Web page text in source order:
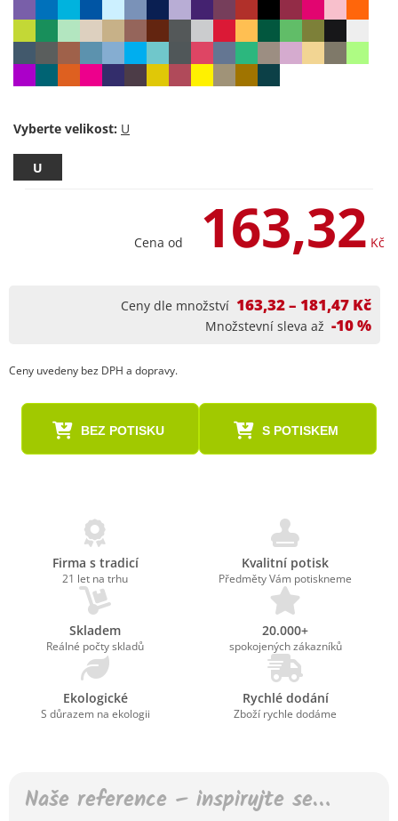
Vyberte velikost:
U
Cena od 163,32 Kč
Ceny dle množství 163,32 – 181,47 Kč
Množstevní sleva až -10 %
Ceny uvedeny bez DPH a dopravy.
BEZ POTISKU S POTISKEM
Firma s tradicí
21 let na trhu
Kvalitní potisk
Předměty Vám potiskneme
Skladem
Reálné počty skladů
20.000+
spokojených zákazníků
Ekologické
S důrazem na ekologii
Rychlé dodání
Zboží rychle dodáme
Naše reference – inspirujte se…